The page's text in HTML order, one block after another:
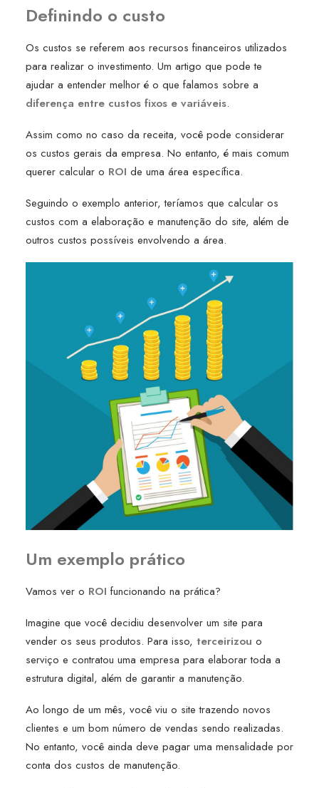
Definindo o custo
Os custos se referem aos recursos financeiros utilizados
para realizar o investimento. Um artigo que pode te
ajudar a entender melhor é o que falamos sobre a
diferença entre custos fixos e variáveis.
Assim como no caso da receita, você pode considerar
os custos gerais da empresa. No entanto, é mais comum
querer calcular o ROI de uma área específica.
Seguindo o exemplo anterior, teríamos que calcular os
custos com a elaboração e manutenção do site, além de
outros custos possíveis envolvendo a área.
Um exemplo prático
Vamos ver o ROI funcionando na prática?
Imagine que você decidiu desenvolver um site para
vender os seus produtos. Para isso, terceirizou o
serviço e contratou uma empresa para elaborar toda a
estrutura digital, além de garantir a manutenção.
Ao longo de um mês, você viu o site trazendo novos
clientes e um bom número de vendas sendo realizadas.
No entanto, você ainda deve pagar uma mensalidade por
conta dos custos de manutenção.